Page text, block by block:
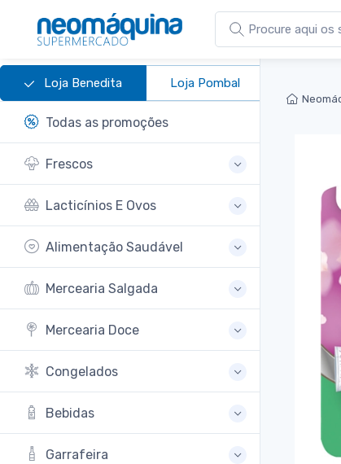
Loja Benedita Loja Pombal
Todas as promoções
Frescos
Lacticínios E Ovos
Alimentação Saudável
Mercearia Salgada
Mercearia Doce
Congelados
Bebidas
Garrafeira